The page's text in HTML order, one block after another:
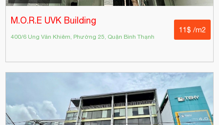
M.O.R.E UVK Building
400/6 Ung Văn Khiêm, Phường 25, Quận Bình Thạnh
11$ /m2